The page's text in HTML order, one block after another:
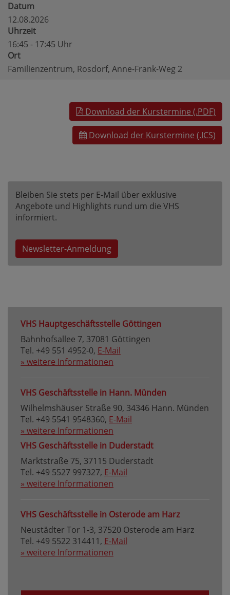
Datum
12.08.2026
Uhrzeit
16:45 - 17:45 Uhr
Ort
Familienzentrum, Rosdorf, Anne-Frank-Weg 2
Download der Kurstermine (.PDF)
Download der Kurstermine (.ICS)
Bleiben Sie stets per E-Mail über exklusive
Angebote und Highlights rund um die VHS
informiert.
Newsletter-Anmeldung
VHS Hauptgeschäftsstelle Göttingen
Bahnhofsallee 7, 37081 Göttingen
Tel. +49 551 4952-0, E-Mail
» weitere Informationen
VHS Geschäftsstelle in Hann. Münden
Wilhelmshäuser Straße 90, 34346 Hann. Münden
Tel. +49 5541 9548360, E-Mail
» weitere Informationen
VHS Geschäftsstelle in Duderstadt
Marktstraße 75, 37115 Duderstadt
Tel. +49 5527 997327, E-Mail
» weitere Informationen
VHS Geschäftsstelle in Osterode am Harz
Neustädter Tor 1-3, 37520 Osterode am Harz
Tel. +49 5522 314411, E-Mail
» weitere Informationen